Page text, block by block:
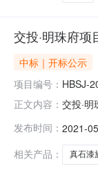
交投·明珠府
中标｜开标公示
项目编号： HBSJ-
正文内容： 交投·
间
发布时间： 2021-
相关产品：
真石漆